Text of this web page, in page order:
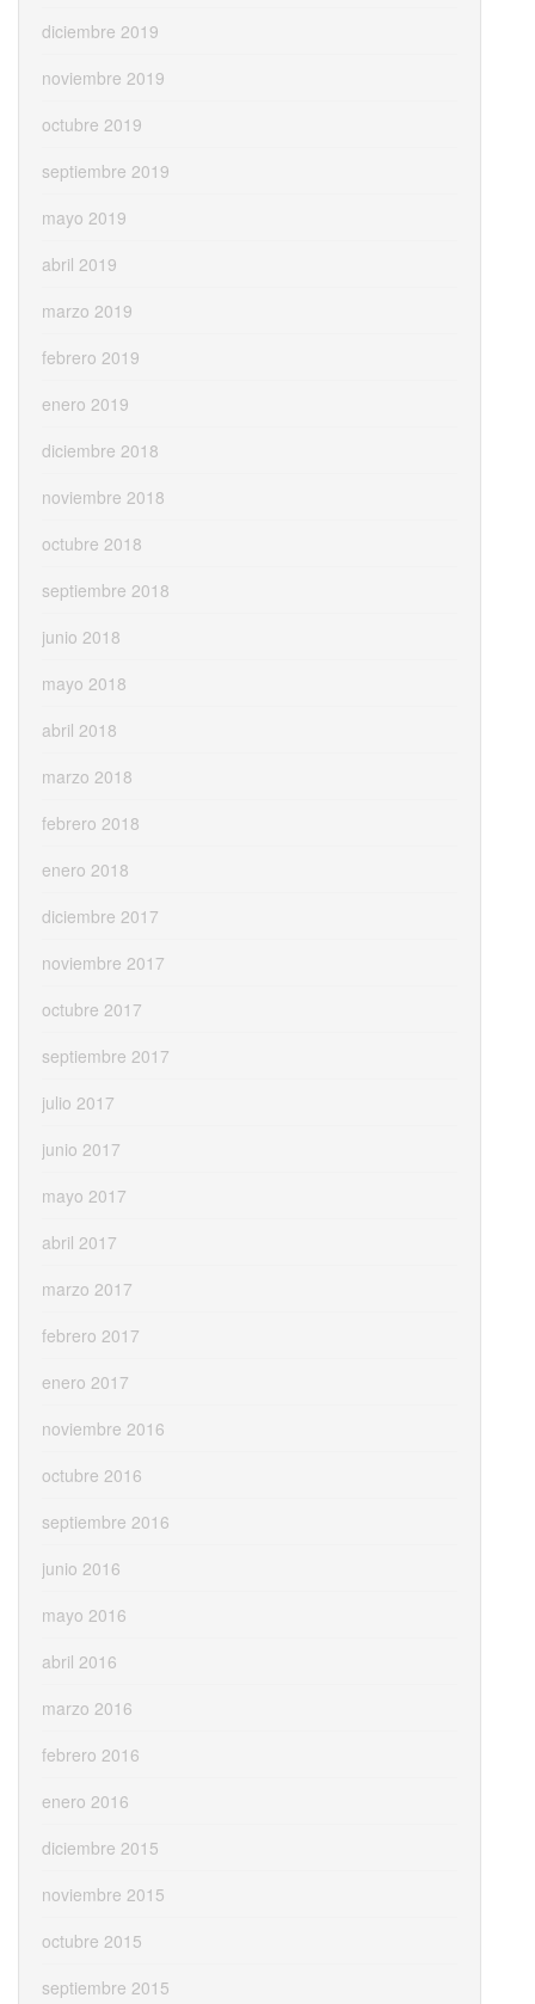
diciembre 2019
noviembre 2019
octubre 2019
septiembre 2019
mayo 2019
abril 2019
marzo 2019
febrero 2019
enero 2019
diciembre 2018
noviembre 2018
octubre 2018
septiembre 2018
junio 2018
mayo 2018
abril 2018
marzo 2018
febrero 2018
enero 2018
diciembre 2017
noviembre 2017
octubre 2017
septiembre 2017
julio 2017
junio 2017
mayo 2017
abril 2017
marzo 2017
febrero 2017
enero 2017
noviembre 2016
octubre 2016
septiembre 2016
junio 2016
mayo 2016
abril 2016
marzo 2016
febrero 2016
enero 2016
diciembre 2015
noviembre 2015
octubre 2015
septiembre 2015